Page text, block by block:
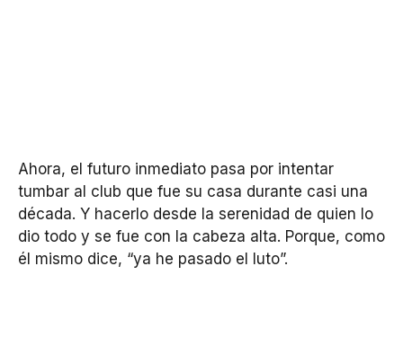
Ahora, el futuro inmediato pasa por intentar
tumbar al club que fue su casa durante casi una
década. Y hacerlo desde la serenidad de quien lo
dio todo y se fue con la cabeza alta. Porque, como
él mismo dice, “ya he pasado el luto”.